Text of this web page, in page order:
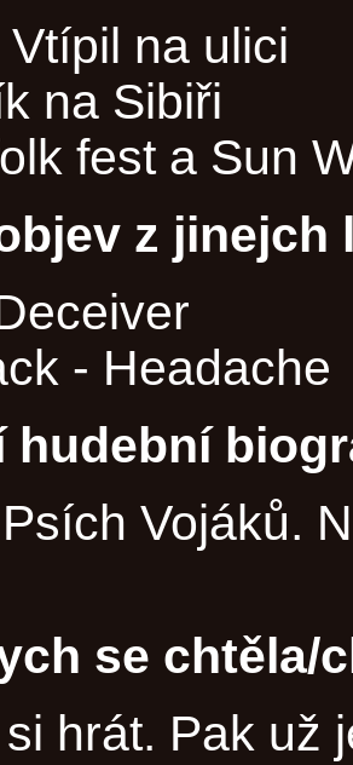
Vtípil na ulici
na Sibiři
fest a Sun
z jinejch
- Headache
hudební
Vojáků.
se chtěla/
hrát. Pak už